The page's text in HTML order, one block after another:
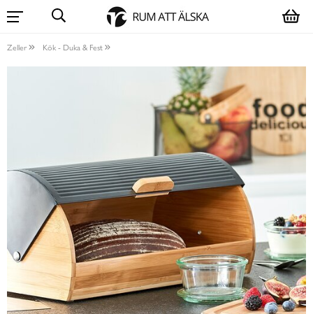
Zeller Kök - Duka & Fest